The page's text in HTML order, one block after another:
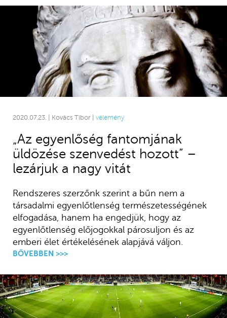
2020.07.23. | Kovács Tibor | vélemény
„Az egyenlőség fantomjának
üldözése szenvedést hozott” –
lezárjuk a nagy vitát
Rendszeres szerzőnk szerint a bűn nem a
társadalmi egyenlőtlenség természetességének
elfogadása, hanem ha engedjük, hogy az
egyenlőtlenség előjogokkal párosuljon és az
emberi élet értékelésének alapjává váljon.
BŐVEBBEN >>>